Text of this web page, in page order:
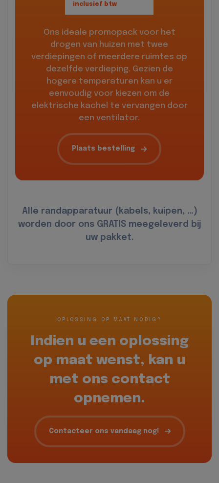
inclusief btw
Ons ideale promopack voor het
drogen van huizen met twee
verdiepingen of meerdere ruimtes op
dezelfde verdieping. Gezien de
hogere temperaturen kan u er
eenvoudig voor kiezen om de
elektrische kachel te vervangen door
een ventilator.
Plaats bestelling
Alle randapparatuur (kabels, kuipen, …)
worden door ons GRATIS meegeleverd bij
uw pakket.
OPLOSSING OP MAAT NODIG?
Indien u een oplossing
op maat wenst, kan u
met ons contact
opnemen.
Contacteer ons vandaag nog!